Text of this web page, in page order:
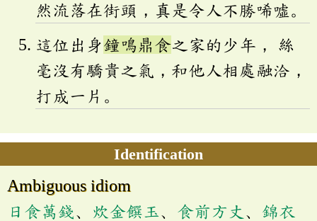
然流落在街頭，真是令人不勝唏噓。
這位出身鐘鳴鼎食之家的少年， 絲
毫沒有驕貴之氣，和他人相處融洽，
打成一片。
Identification
Ambiguous idiom
日食萬錢、 炊金饌玉、 食前方丈 、 錦衣